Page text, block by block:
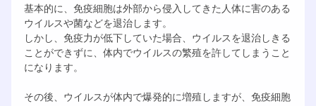
基本的に、免疫細胞は外部から侵入してきた人体に害のある
ウイルスや菌などを退治します。
しかし、免疫力が低下していた場合、ウイルスを退治しきる
ことができずに、体内でウイルスの繁殖を許してしまうこと
になります。
その後、ウイルスが体内で爆発的に増殖しますが、免疫細胞